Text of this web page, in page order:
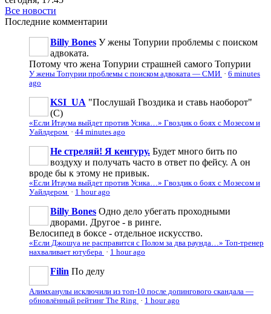
Все новости
Последние комментарии
Billy Bones У жены Топурии проблемы с поиском
адвоката.
Потому что жена Топурии страшней самого Топурии
У жены Топурии проблемы с поиском адвоката — СМИ · 6 minutes
ago
KSI_UA "Послушай Гвоздика и ставь наоборот"
(С)
«Если Итаума выйдет против Усика…» Гвоздик о боях с Мозесом и
Уайлдером · 44 minutes ago
Не стреляй! Я кенгуру. Будет много бить по
воздуху и получать часто в ответ по фейсу. А он
вроде бы к этому не привык.
«Если Итаума выйдет против Усика…» Гвоздик о боях с Мозесом и
Уайлдером · 1 hour ago
Billy Bones Одно дело убегать проходными
дворами. Другое - в ринге.
Велосипед в боксе - отдельное искусство.
«Если Джошуа не расправится с Полом за два раунда…» Топ-тренер
нахваливает ютубера · 1 hour ago
Filin По делу
Алимханулы исключили из топ-10 после допингового скандала —
обновлённый рейтинг The Ring · 1 hour ago